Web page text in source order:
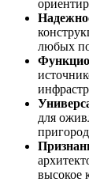
любых
для
высокое